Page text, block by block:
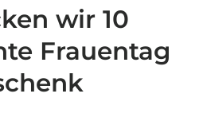
wir 10
Frauentag